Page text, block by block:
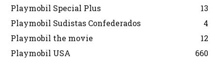
Playmobil Special Plus
13
Playmobil Sudistas Confederados
4
Playmobil the movie
12
Playmobil USA
660